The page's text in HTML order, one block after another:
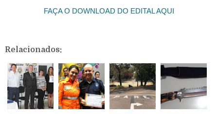
FAÇA O DOWNLOAD DO EDITAL AQUI
Relacionados: